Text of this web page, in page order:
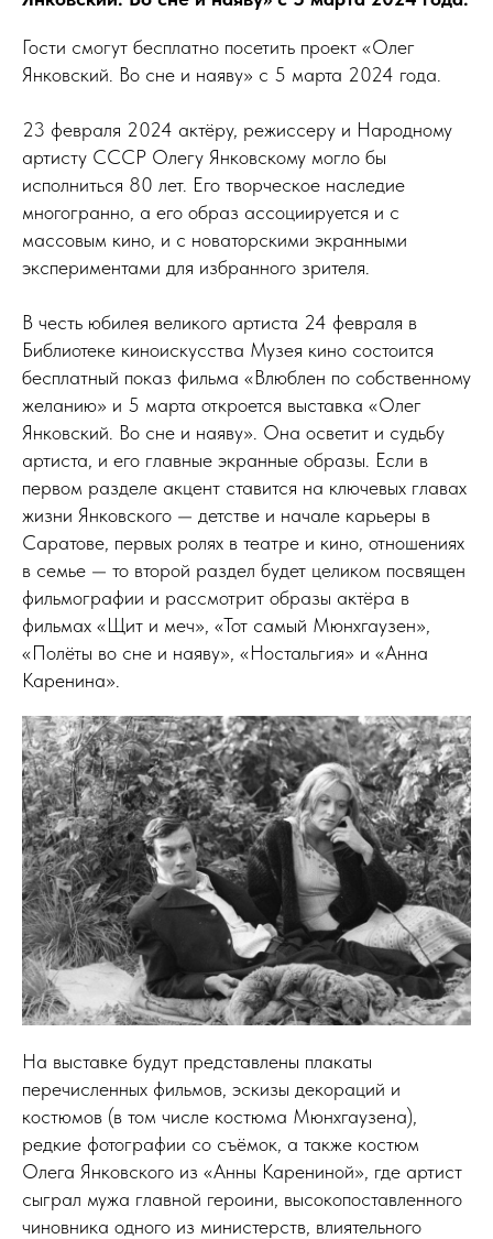
Гости смогут бесплатно посетить проект «Олег
Янковский. Во сне и наяву» с 5 марта 2024 года.
23 февраля 2024 актёру, режиссеру и Народному
артисту СССР Олегу Янковскому могло бы
исполниться 80 лет. Его творческое наследие
многогранно, а его образ ассоциируется и с
массовым кино, и с новаторскими экранными
экспериментами для избранного зрителя.
В честь юбилея великого артиста 24 февраля в
Библиотеке киноискусства Музея кино состоится
бесплатный показ фильма «Влюблен по собственному
желанию» и 5 марта откроется выставка «Олег
Янковский. Во сне и наяву». Она осветит и судьбу
артиста, и его главные экранные образы. Если в
первом разделе акцент ставится на ключевых главах
жизни Янковского — детстве и начале карьеры в
Саратове, первых ролях в театре и кино, отношениях
в семье — то второй раздел будет целиком посвящен
фильмографии и рассмотрит образы актёра в
фильмах «Щит и меч», «Тот самый Мюнхгаузен»,
«Полёты во сне и наяву», «Ностальгия» и «Анна
Каренина».
На выставке будут представлены плакаты
перечисленных фильмов, эскизы декораций и
костюмов (в том числе костюма Мюнхгаузена),
редкие фотографии со съёмок, а также костюм
Олега Янковского из «Анны Карениной», где артист
сыграл мужа главной героини, высокопоставленного
чиновника одного из министерств, влиятельного